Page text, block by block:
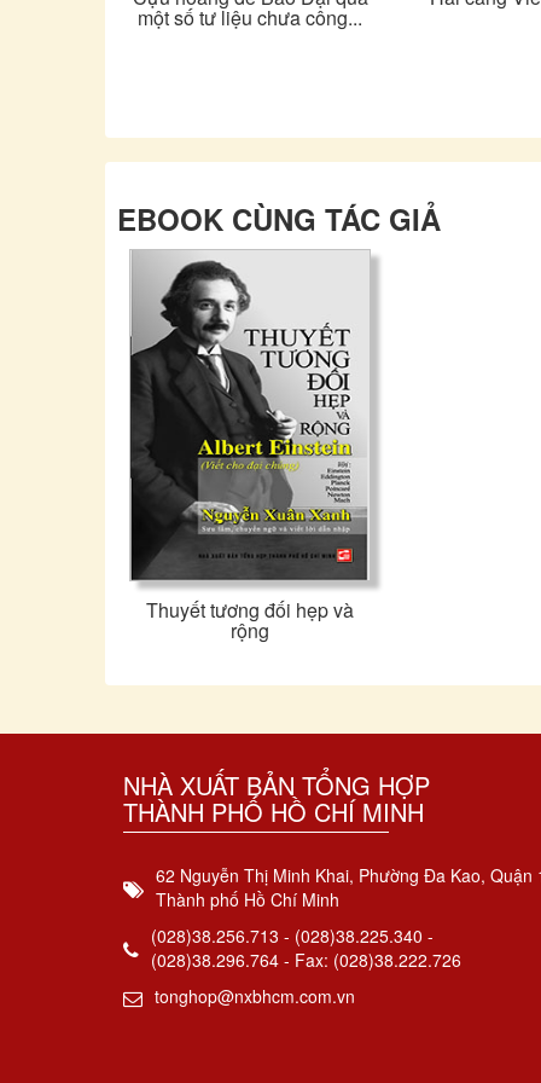
một số tư liệu chưa công...
EBOOK CÙNG TÁC GIẢ
Thuyết tương đối hẹp và
rộng
NHÀ XUẤT BẢN TỔNG HỢP
THÀNH PHỐ HỒ CHÍ MINH
62 Nguyễn Thị Minh Khai, Phường Đa Kao, Quận
Thành phố Hồ Chí Minh
(028)38.256.713 - (028)38.225.340 -
(028)38.296.764 - Fax: (028)38.222.726
tonghop@nxbhcm.com.vn